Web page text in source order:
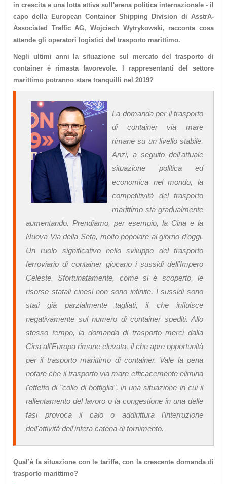
in crescita e una lotta attiva sull'arena politica internazionale - il
capo della European Container Shipping Division di AsstrA-
Associated Traffic AG, Wojciech Wytrykowski, racconta cosa
attende gli operatori logistici del trasporto marittimo.
Negli ultimi anni la situazione sul mercato del trasporto di
container è rimasta favorevole. I rappresentanti del settore
marittimo potranno stare tranquilli nel 2019?
La domanda per il trasporto
di container via mare
rimane su un livello stabile.
Anzi, a seguito dell'attuale
situazione politica ed
economica nel mondo, la
competitività del trasporto
marittimo sta gradualmente
aumentando. Prendiamo, per esempio, la Cina e la
Nuova Via della Seta, molto popolare al giorno d’oggi.
Un ruolo significativo nello sviluppo del trasporto
ferroviario di container giocano i sussidi dell'Impero
Celeste. Sfortunatamente, come si è scoperto, le
risorse statali cinesi non sono infinite. I sussidi sono
stati già parzialmente tagliati, il che influisce
negativamente sul numero di container spediti. Allo
stesso tempo, la domanda di trasporto merci dalla
Cina all'Europa rimane elevata, il che apre opportunità
per il trasporto marittimo di container. Vale la pena
notare che il trasporto via mare efficacemente elimina
l'effetto di "collo di bottiglia", in una situazione in cui il
rallentamento del lavoro o la congestione in una delle
fasi provoca il calo o addirittura l'interruzione
dell'attività dell'intera catena di fornimento.
Qual’è la situazione con le tariffe, con la crescente domanda di
trasporto marittimo?